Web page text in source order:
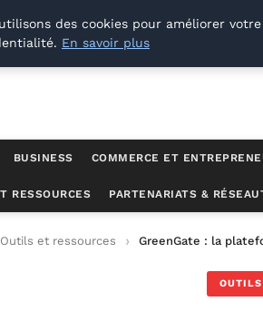
BUSINESS COMMERCE ET
RESSOURCES PARTENARIATS &
Outils et ressources GreenGate : la
OUTILS
des cookies pour améliorer
En savoir plus